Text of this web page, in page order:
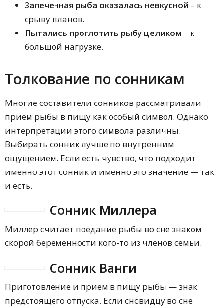
Запеченная рыба оказалась невкусной – к
срыву планов.
Пытались проглотить рыбу целиком – к
большой нагрузке.
Толкование по сонникам
Многие составители сонников рассматривали
прием рыбы в пищу как особый символ. Однако
интерпретации этого символа различны.
Выбирать сонник лучше по внутренним
ощущением. Если есть чувство, что подходит
именно этот сонник и именно это значение — так
и есть.
Сонник Миллера
Миллер считает поедание рыбы во сне знаком
скорой беременности кого-то из членов семьи.
Сонник Ванги
Приготовление и прием в пищу рыбы — знак
предстоящего отпуска. Если сновидцу во сне